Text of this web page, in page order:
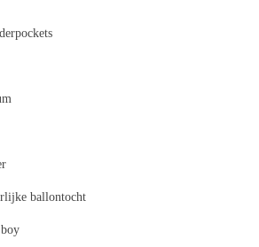
ballontocht